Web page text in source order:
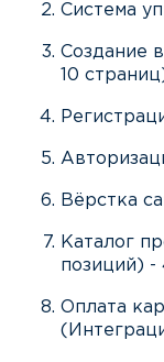
Система
Создание
10
Вёрстка
Каталог
позиций) -
Оплата